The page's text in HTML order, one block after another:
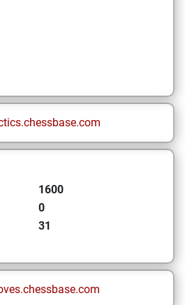
1600
0
31